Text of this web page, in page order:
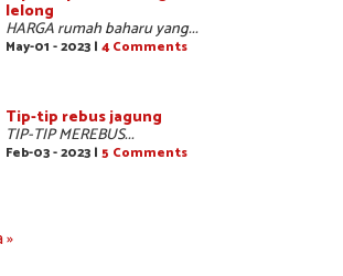
lelong
HARGA rumah baharu yang...
May-01 - 2023 | 4 Comments
Tip-tip rebus jagung
TIP-TIP MEREBUS...
Feb-03 - 2023 | 5 Comments